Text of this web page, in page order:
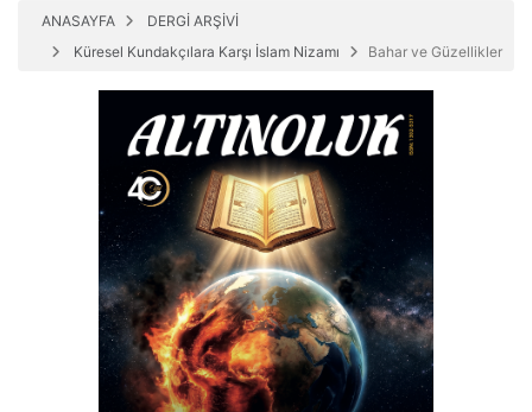
ANASAYFA
DERGİ ARŞİVİ
Küresel Kundakçılara Karşı İslam Nizamı
Bahar ve Güzellikler